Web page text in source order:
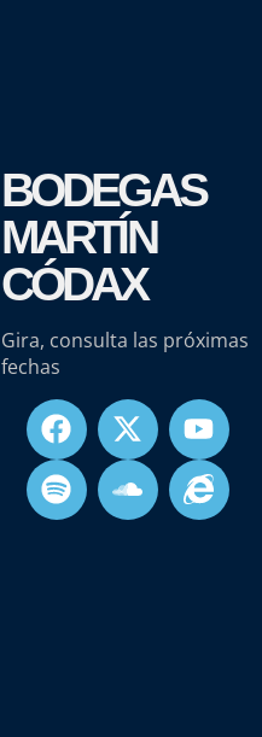
BODEGAS
MARTÍN
CÓDAX
Gira, consulta las próximas
fechas